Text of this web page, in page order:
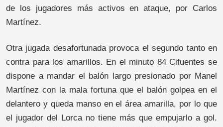
de los jugadores más activos en ataque, por Carlos
Martínez.
Otra jugada desafortunada provoca el segundo tanto en
contra para los amarillos. En el minuto 84 Cifuentes se
dispone a mandar el balón largo presionado por Manel
Martínez con la mala fortuna que el balón golpea en el
delantero y queda manso en el área amarilla, por lo que
el jugador del Lorca no tiene más que empujarlo a gol.